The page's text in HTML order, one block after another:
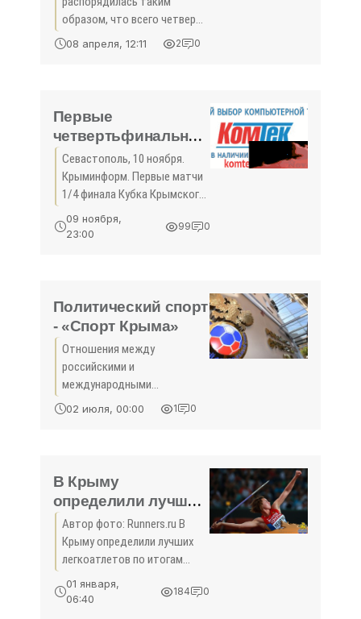
образом, что всего четверо
воспитанников крымского
спорта смогли стать
Токио-1964.
08 апреля, 12:11 2 0
Первые
четвертьфинальные
матчи Кубка КФС
пройдут на
выходных - «Спорт
Крыма»
Севастополь, 10 ноября.
Крыминформ. Первые матчи
1/4 финала Кубка Крымского
сезона-2017/2018 состоятся
...
09 ноября,
23:00
99 0
Политический спорт
- «Спорт Крыма»
Отношения между
российскими и
международными
футбольными инстанциями
понимают, что законных
юридических оснований
02 июля, 00:00 1 0
В Крыму
определили лучших
легкоатлетов года -
«Спорт»
Автор фото: Runners.ru В
Крыму определили лучших
легкоатлетов по итогам
официальных всероссийских
01 января,
06:40
184 0